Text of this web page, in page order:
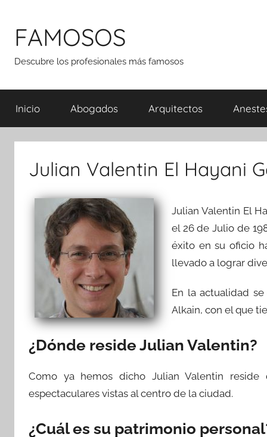
contenido
FAMOSOS
Descubre los profesionales más famosos
Inicio Abogados Arquitectos
Julian Valentin El Hayani
Julian Valentin El
el 26 de Julio de
éxito en su oficio
llevado a lograr
En la actualidad
Alkain, con el que
¿Dónde reside Julian Valentin?
Como ya hemos dicho Julian Valentin reside
espectaculares vistas al centro de la ciudad.
¿Cuál es su patrimonio